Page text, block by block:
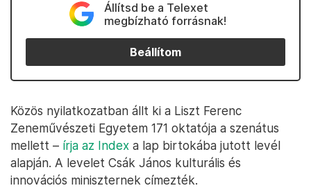
Állítsd be a Telexet
megbízható forrásnak!
Beállítom
Közös nyilatkozatban állt ki a Liszt Ferenc
Zeneművészeti Egyetem 171 oktatója a szenátus
mellett – írja az Index a lap birtokába jutott levél
alapján. A levelet Csák János kulturális és
innovációs miniszternek címezték.